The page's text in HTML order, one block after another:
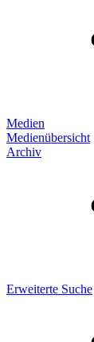
Medien
Medienübersicht
Archiv
Erweiterte Suche